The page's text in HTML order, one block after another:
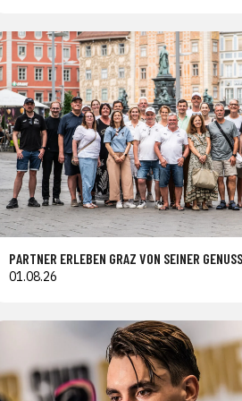
PARTNER ERLEBEN GRAZ VON SEINER
01.08.26